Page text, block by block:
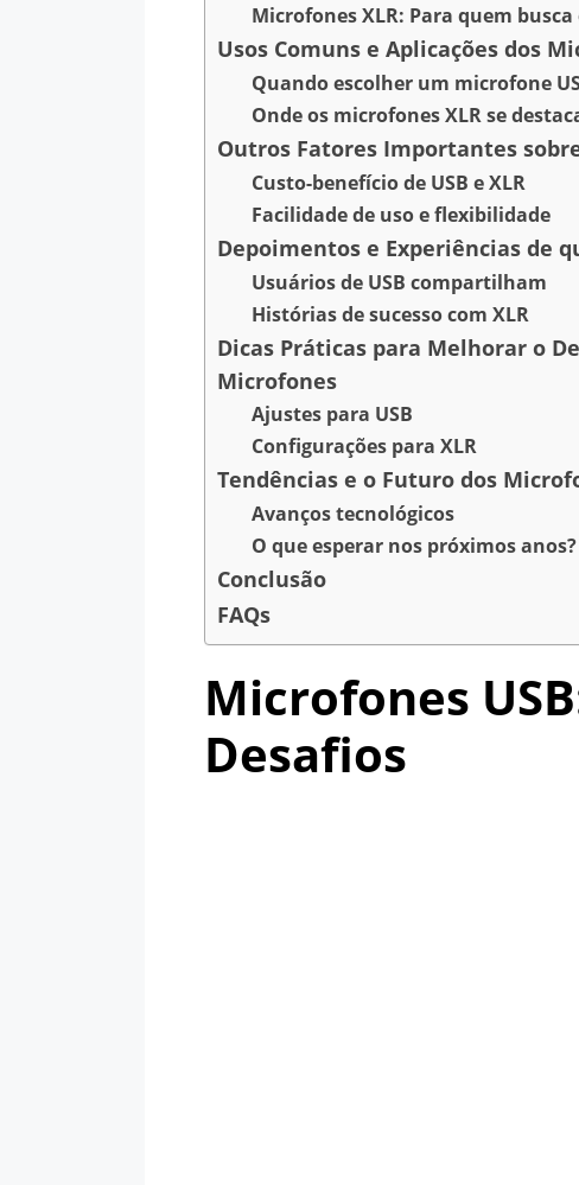
Microfones XLR: Para quem
Usos Comuns e Aplicações dos
Quando escolher um microfone
Onde os microfones XLR se
Outros Fatores Importantes
Custo-benefício de USB e XLR
Facilidade de uso e flexibilidade
Depoimentos e Experiências de
Usuários de USB compartilham
Histórias de sucesso com XLR
Dicas Práticas para Melhorar o
Microfones
Ajustes para USB
Configurações para XLR
Tendências e o Futuro dos
Avanços tecnológicos
O que esperar nos próximos anos?
Conclusão
FAQs
Microfones
Desafios